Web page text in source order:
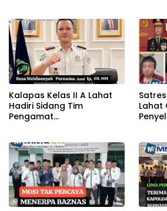
Kalapas Kelas II A Lahat
Hadiri Sidang Tim
Pengamat
DirJenPas Sumsel Dan
Bapas Kelas II Lahat
Lahat